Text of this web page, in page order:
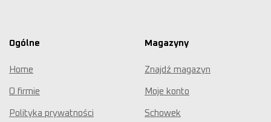
Ogólne
Home
O firmie
Polityka prywatności
Magazyny
Znajdź magazyn
Moje konto
Schowek